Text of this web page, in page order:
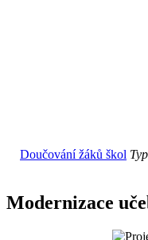
Doučování žáků škol
Modernizace